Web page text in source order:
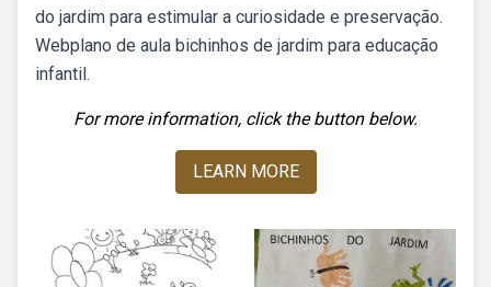
do jardim para estimular a curiosidade e preservação.
Webplano de aula bichinhos de jardim para educação
infantil.
For more information, click the button below.
LEARN MORE